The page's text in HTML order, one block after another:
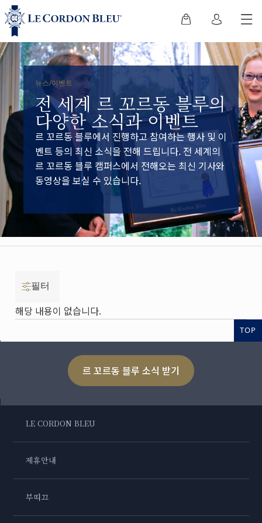
뉴스/이벤트
전 세계 르 꼬르동 블루의
다양한 소식과 이벤트
르 꼬르동 블루에서 진행하고 참여하는 행사 및 이
벤트 등의 최신 소식을 전해 드립니다. 전 세계의
르 꼬르동 블루 캠퍼스에서 전해오는 최신 기사와
동영상을 보실 수 있습니다.
필터
해당 내용이 없습니다.
TOP
르 꼬르동 블루 소식 받기
LE CORDON BLEU
제휴안내
부띠끄